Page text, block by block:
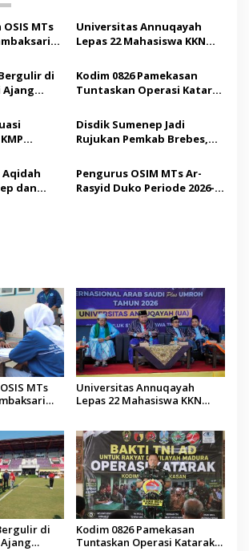
MTs
Universitas Annuqayah
Lepas 22 Mahasiswa KKN
Saudi
Bergulir di
Ajang
Kodim 0826 Pamekasan
Tuntaskan Operasi Katarak
Tindakan Medis
Disdik Sumenep Jadi
Rujukan Pemkab Brebes,
Pendidikan Berbasis
Budaya
Aqidah
dan
Pengurus OSIM MTs Ar-
Rasyid Duko Periode 2026-
MTs
Universitas Annuqayah
Lepas 22 Mahasiswa KKN
di
Ajang
Kodim 0826 Pamekasan
Tuntaskan Operasi Katarak